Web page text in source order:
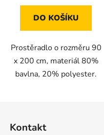
DO KOŠÍKU
Prostěradlo o rozměru 90
x 200 cm, materiál 80%
bavlna, 20% polyester.
Kontakt